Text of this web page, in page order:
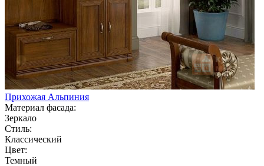
Прихожая Альпиния
Материал фасада:
Зеркало
Стиль:
Классический
Цвет:
Темный